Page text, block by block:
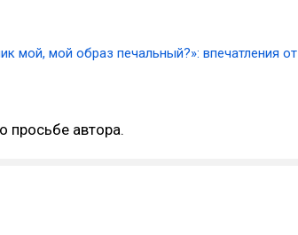
мой, мой образ печальный?»: впечатления от
просьбе автора.